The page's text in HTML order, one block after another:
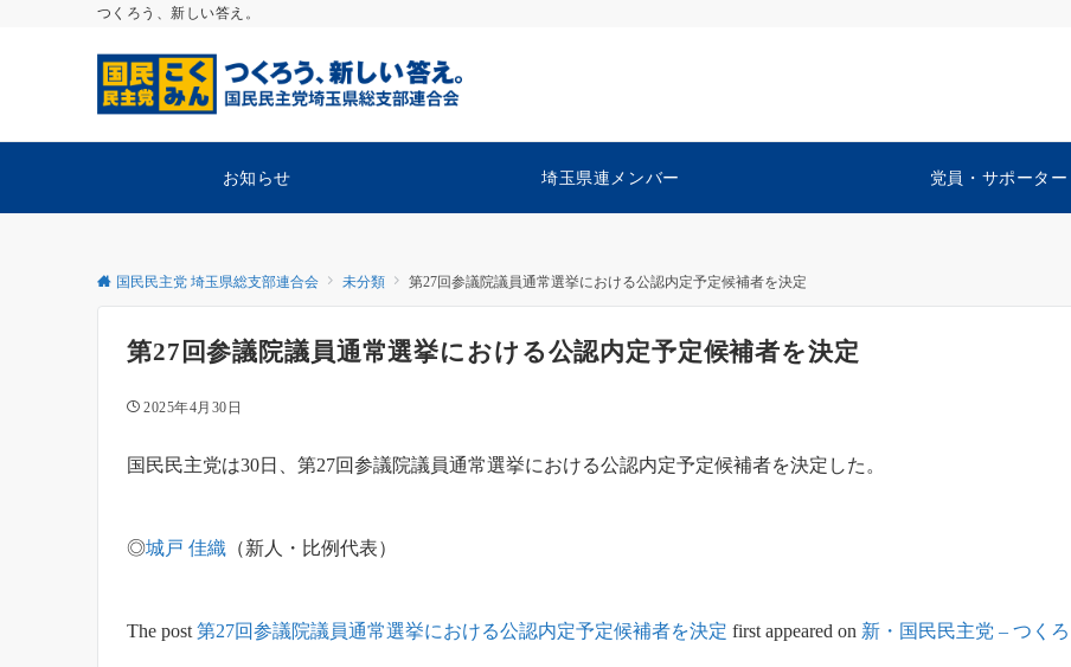
つくろう、新しい答え。
お知らせ 埼玉県連メンバー 党員・サポーター
国民民主党 埼玉県総支部連合会 未分類 第27回参議院議員通常選挙における公認内定予定候補者を決定
第27回参議院議員通常選挙における公認内定予定候補者を決定
2025年4月30日
国民民主党は30日、第27回参議院議員通常選挙における公認内定予定候補者を決定した。
◎城戸 佳織 （新人・比例代表）
The post 第27回参議院議員通常選挙における公認内定予定候補者を決定 first appeared on 新・国民民主党 – つく